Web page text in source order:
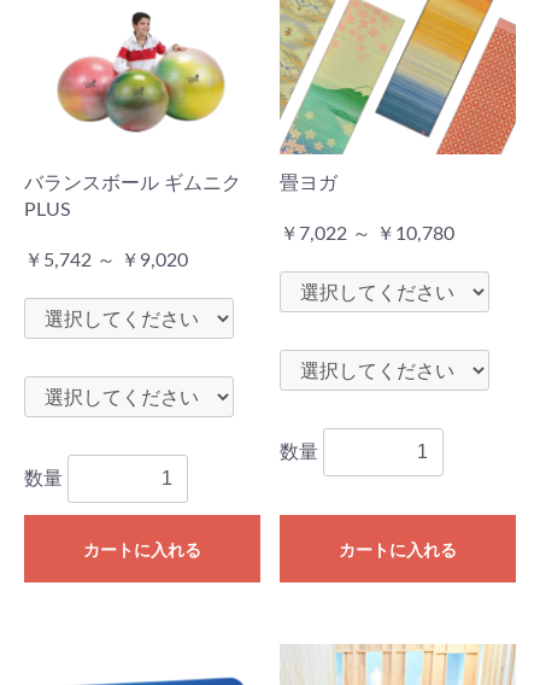
バランスボール ギムニク
PLUS
￥5,742 ～ ￥9,020
数量
カートに入れる
畳ヨガ
￥7,022 ～ ￥10,780
数量
カートに入れる